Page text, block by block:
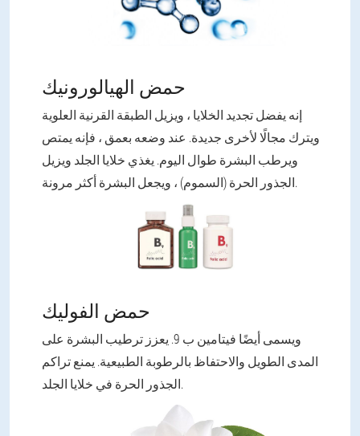
حمض الهيالورونيك
إنه يفضل تجديد الخلايا ، ويزيل الطبقة القرنية العلوية
ويترك مجالًا لأخرى جديدة. عند وضعه بعمق ، فإنه يمتص
ويرطب البشرة طوال اليوم. يغذي خلايا الجلد ويزيل
الجذور الحرة (السموم) ، ويجعل البشرة أكثر مرونة.
حمض الفوليك
ويسمى أيضًا فيتامين ب 9. يعزز ترطيب البشرة على
المدى الطويل والاحتفاظ بالرطوبة الطبيعية. يمنع تراكم
الجذور الحرة في خلايا الجلد.